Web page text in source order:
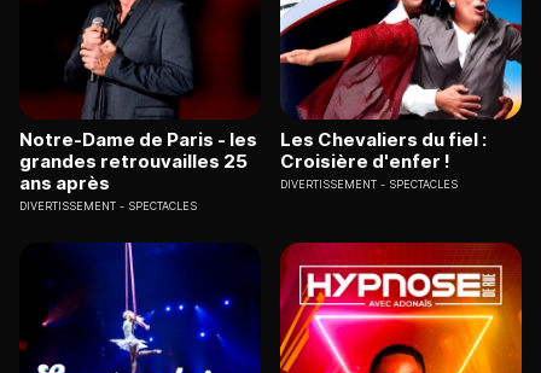
Notre-Dame de Paris - les
grandes retrouvailles 25
ans après
DIVERTISSEMENT SPECTACLES
Les Chevaliers du fiel :
Croisière d'enfer !
DIVERTISSEMENT SPECTACLES